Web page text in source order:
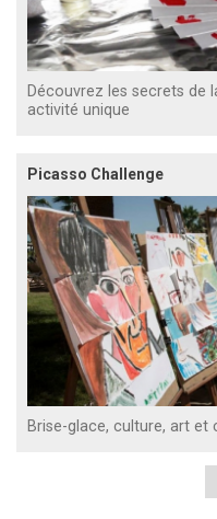
Découvrez les secrets de
activité unique
Picasso Challenge
Brise-glace, culture, art